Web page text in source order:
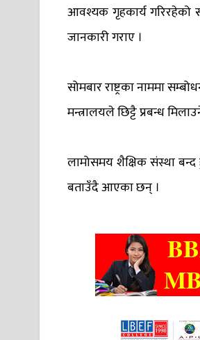
आवश्यक गृहकार्य गरिरहेको
जानकारी गराए ।
सोमबार राष्ट्रका नाममा
मन्त्रालयले छिट्टै प्रबन्ध
लामोसमय शैक्षिक संस्था बन्द
बताउँदै आएका छन् ।